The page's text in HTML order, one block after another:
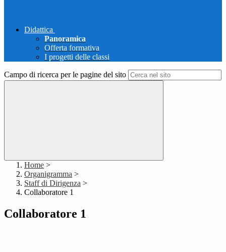
Didattica
Panoramica
Offerta formativa
I progetti delle classi
Campo di ricerca per le pagine del sito
Home >
Organigramma >
Staff di Dirigenza >
Collaboratore 1
Collaboratore 1